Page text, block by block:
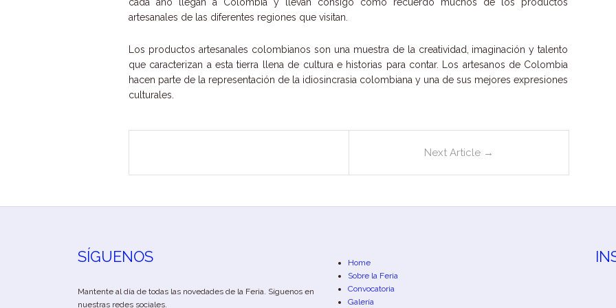
cada año llegan a Colombia y llevan consigo como recuerdo muchos de los productos
artesanales de las diferentes regiones que visitan.
Los productos artesanales colombianos son una muestra de la creatividad, imaginación y talento
que caracterizan a esta tierra llena de cultura e historias para contar. Los artesanos de Colombia
hacen parte de la representación de la idiosincrasia colombiana y una de sus mejores expresiones
culturales.
Next Article →
SÍGUENOS
Mantente al día de todas las novedades de la Feria. Síguenos en
nuestras redes sociales.
Home
Sobre la Feria
Convocatoria
Galería